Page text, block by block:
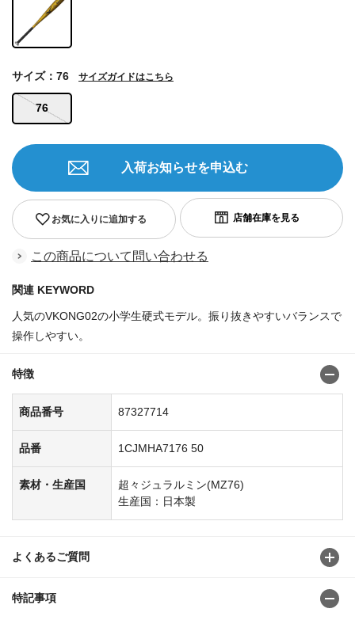
76
サイズ：76 サイズガイドはこちら
お気に入りに追加する
入荷お知らせを申込む
この商品について問い合わせる
関連 KEYWORD
人気のVKONG02の小学生硬式モデル。振り抜きやすいバランスで
操作しやすい。
特徴
商品番号 87327714
品番 1CJMHA7176 50
素材・生産国
超々ジュラルミン(MZ76)
生産国：日本製
よくあるご質問
特記事項